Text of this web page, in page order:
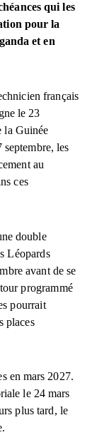
qui les
pour la
et en
français
le 23
la Guinée
les
au
ces
double
Léopards
avant de se
programmé
pourrait
places
en mars 2027.
le 24 mars
plus tard, le